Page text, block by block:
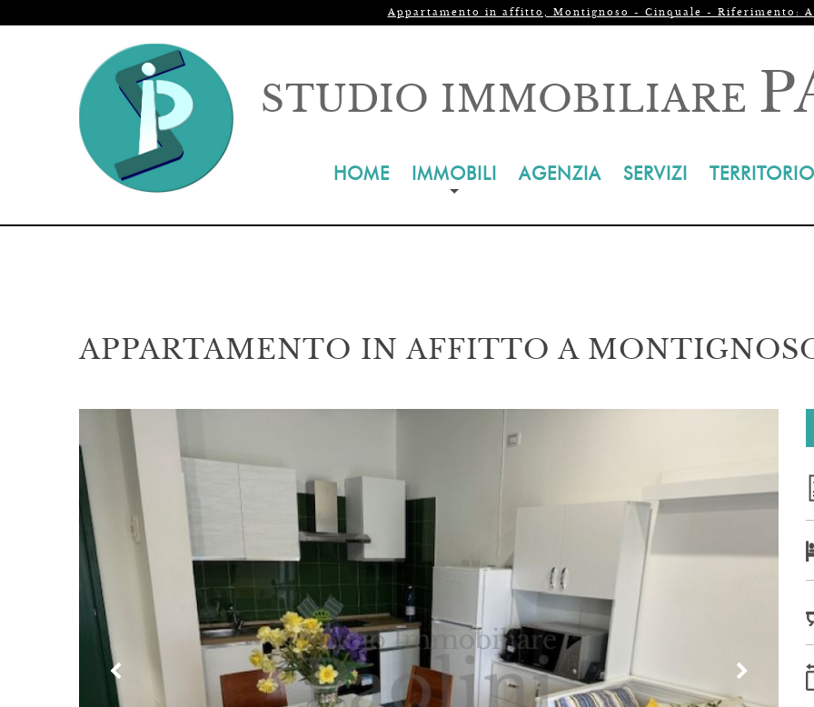
Appartamento in affitto, Montignoso - Cinquale - Riferimento:
STUDIO IMMOBILIARE
HOME IMMOBILI AGENZIA SERVIZI TERRITORIO
APPARTAMENTO IN AFFITTO A